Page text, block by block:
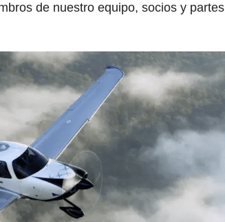
de nuestro equipo, socios y partes